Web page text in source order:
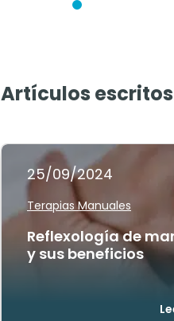
Artículos
25/09/2024
Terapias Manuales
Reflexología de
y sus beneficios